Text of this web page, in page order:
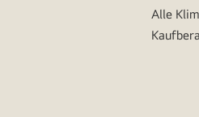
Alle